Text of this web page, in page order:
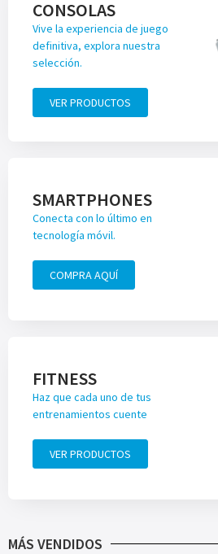
CONSOLAS
Vive la experiencia de juego
definitiva, explora nuestra
selección.
VER PRODUCTOS
SMARTPHONES
Conecta con lo último en
tecnología móvil.
COMPRA AQUÍ
FITNESS
Haz que cada uno de tus
entrenamientos cuente
VER PRODUCTOS
MÁS VENDIDOS